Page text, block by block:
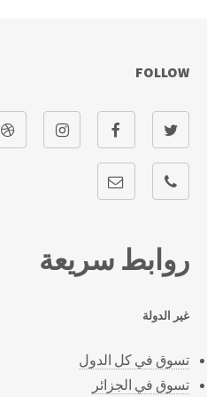
روابط سريعة
غير الدولة
تسوق في كل الدول
تسوق في الجزائر
FOLLOW